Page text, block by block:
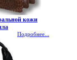
кожи
Подробнее...